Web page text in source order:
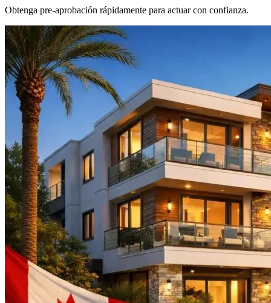
Obtenga pre-aprobación rápidamente para actuar con confianza.